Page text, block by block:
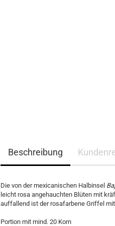
Beschreibung
Die von der mexicanischen Halbinsel
leicht rosa angehauchten Blüten mit
auffallend ist der rosafarbene Griffel
Portion mit mind. 20 Korn